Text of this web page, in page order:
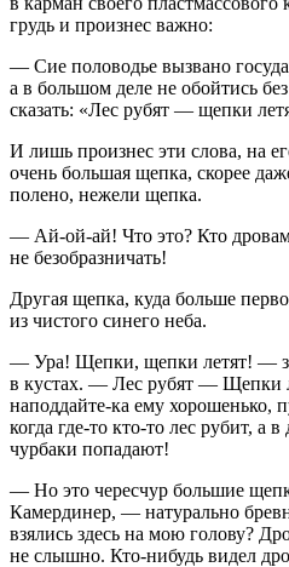
грудь и произнес важно:
— Сие половодье вызвано
а в большом деле не обойтись
сказать: «Лес рубят — щепки
И лишь произнес эти слова, на
очень большая щепка, скорее
полено, нежели щепка.
— Ай-ой-ай! Что это? Кто
не безобразничать!
Другая щепка, куда больше
из чистого синего неба.
— Ура! Щепки, щепки летят! —
в кустах. — Лес рубят — Щепки
наподдайте-ка ему хорошенько,
когда где-то кто-то лес рубит, а
чурбаки попадают!
— Но это чересчур большие
Камердинер, — натурально
взялись здесь на мою голову?
не слышно. Кто-нибудь видел